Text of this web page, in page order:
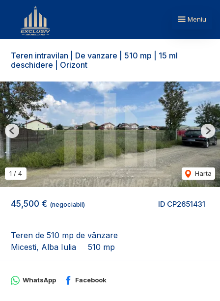
Meniu
Teren intravilan | De vanzare | 510 mp | 15 ml
deschidere | Orizont
ID CP2651431
45,500 € (negociabil)
Teren de 510 mp de vânzare
Micesti, Alba Iulia
510 mp
1 / 4 Harta
Previous
WhatsApp Facebook